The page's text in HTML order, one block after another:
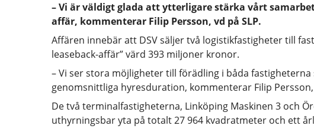
– Vi är väldigt glada att ytterligare stärka vårt
affär, kommenterar Filip Persson, vd på SLP.
Affären innebär att DSV säljer två logistikfastigheter till
leaseback-affär” värd 393 miljoner kronor.
– Vi ser stora möjligheter till förädling i båda
genomsnittliga hyresduration, kommenterar Filip Persson,
De två terminalfastigheterna, Linköping Maskinen 3 och
uthyrningsbar yta på totalt 27 964 kvadratmeter och ett